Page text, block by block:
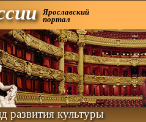
Ярославский
портал
развития культуры